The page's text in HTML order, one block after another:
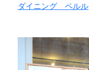
ダイニング ペルル